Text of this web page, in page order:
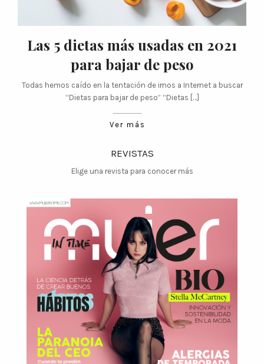
Las 5 dietas más usadas en 2021
para bajar de peso
Todas hemos caído en la tentación de irnos a Internet a buscar
“Dietas para bajar de peso” “Dietas […]
Ver más
REVISTAS
Elige una revista para conocer más